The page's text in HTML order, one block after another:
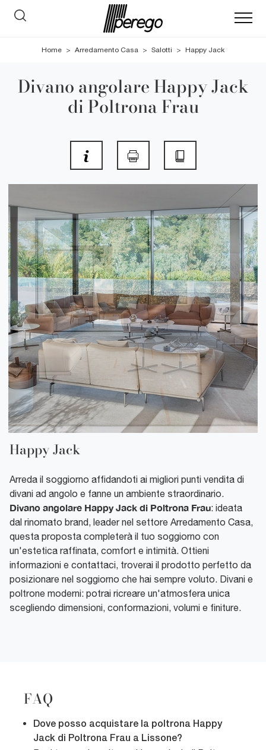
Home > Arredamento Casa > Salotti > Happy Jack
Divano angolare Happy Jack
di Poltrona Frau
Happy Jack
Arreda il soggiorno affidandoti ai migliori punti vendita di
divani ad angolo e fanne un ambiente straordinario.
Divano angolare Happy Jack di Poltrona Frau: ideata
dal rinomato brand, leader nel settore Arredamento Casa,
questa proposta completerà il tuo soggiorno con
un'estetica raffinata, comfort e intimità. Ottieni
informazioni e contattaci, troverai il prodotto perfetto da
posizionare nel soggiorno che hai sempre voluto. Divani e
poltrone moderni: potrai ricreare un'atmosfera unica
scegliendo dimensioni, conformazioni, volumi e finiture.
FAQ
Dove posso acquistare la poltrona Happy
Jack di Poltrona Frau a Lissone?